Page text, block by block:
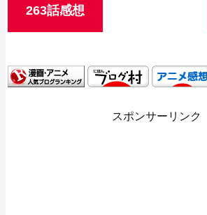
263話感想
スポンサーリンク